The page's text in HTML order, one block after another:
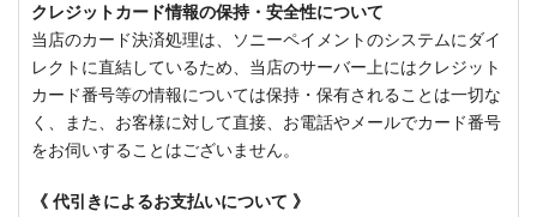
クレジットカード情報の保持・安全性について
当店のカード決済処理は、ソニーペイメントのシステムにダイ
レクトに直結しているため、当店のサーバー上にはクレジット
カード番号等の情報については保持・保有されることは一切な
く、また、お客様に対して直接、お電話やメールでカード番号
をお伺いすることはございません。
《 代引きによるお支払いについて 》